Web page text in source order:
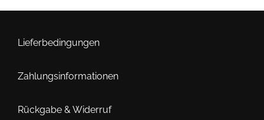
Lieferbedingungen
Zahlungsinformationen
Rückgabe & Widerruf